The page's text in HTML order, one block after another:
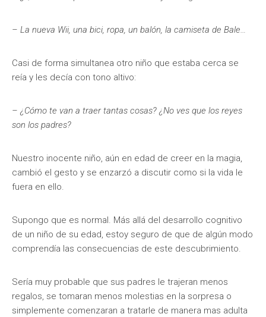
– La nueva Wii, una bici, ropa, un balón, la camiseta de Bale…
Casi de forma simultanea otro niño que estaba cerca se
reía y les decía con tono altivo:
– ¿Cómo te van a traer tantas cosas? ¿No ves que los reyes
son los padres?
Nuestro inocente niño, aún en edad de creer en la magia,
cambió el gesto y se enzarzó a discutir como si la vida le
fuera en ello.
Supongo que es normal. Más allá del desarrollo cognitivo
de un niño de su edad, estoy seguro de que de algún modo
comprendía las consecuencias de este descubrimiento.
Sería muy probable que sus padres le trajeran menos
regalos, se tomaran menos molestias en la sorpresa o
simplemente comenzaran a tratarle de manera mas adulta